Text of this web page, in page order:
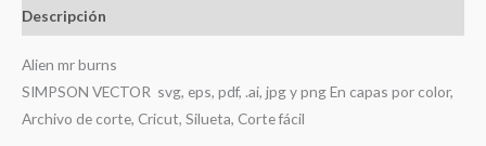
Descripción
Alien mr burns
SIMPSON VECTOR svg, eps, pdf, .ai, jpg y png En capas por color,
Archivo de corte, Cricut, Silueta, Corte fácil